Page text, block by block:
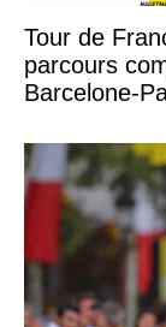
Tour de
parcours
Barcelone-